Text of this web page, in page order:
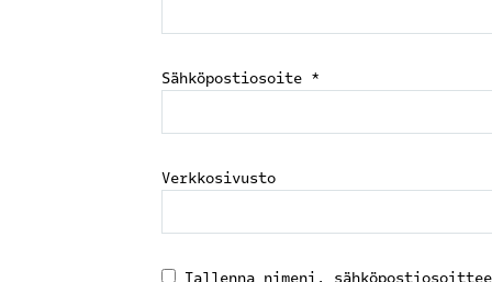
Sähköpostiosoite *
Verkkosivusto
Tallenna nimeni,